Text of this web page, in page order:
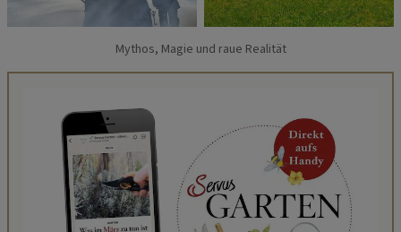
Mythos, Magie und raue Realität